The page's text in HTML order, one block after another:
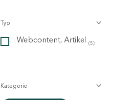
Typ
Webcontent, Artikel (5)
Kategorie